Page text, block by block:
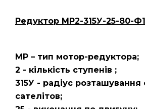
Редуктор МР2-315У-25-80-
МР – тип мотор-редуктора;
2 - кількість ступенів ;
315У - радіус розташування
сателітов;